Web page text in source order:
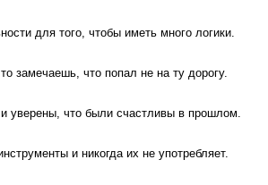
для того, чтобы иметь много логики.
замечаешь, что попал не на ту дорогу.
уверены, что были счастливы в прошлом.
и никогда их не употребляет.